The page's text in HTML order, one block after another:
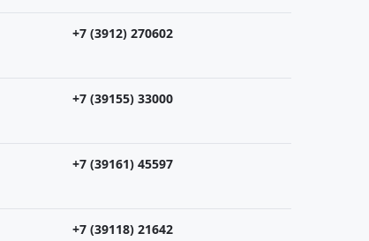
+7 (3912) 270602
+7 (39155) 33000
+7 (39161) 45597
+7 (39118) 21642